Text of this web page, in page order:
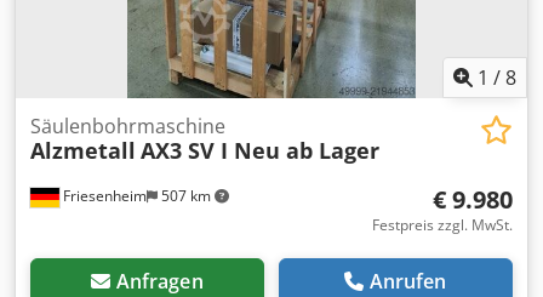
1 /8
Friesenheim 507 km
Säulenbohrmaschine
Alzmetall AX3 SV I Neu ab Lager
€ 9.980
Festpreis zzgl. MwSt.
Anfragen Anrufen